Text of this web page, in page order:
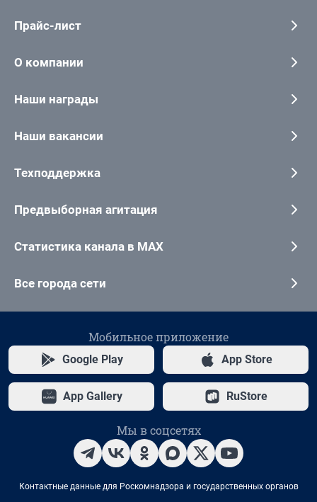
Прайс-лист
О компании
Наши награды
Наши вакансии
Техподдержка
Предвыборная агитация
Статистика канала в MAX
Все города сети
Мобильное приложение
Google Play App Store
App Gallery RuStore
Мы в соцсетях
Контактные данные для Роскомнадзора и государственных органов